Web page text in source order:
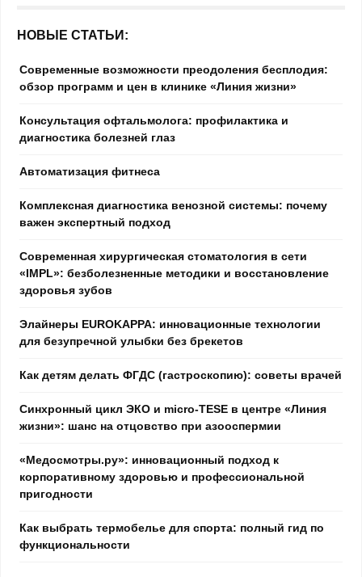
НОВЫЕ СТАТЬИ:
Современные возможности преодоления бесплодия:
обзор программ и цен в клинике «Линия жизни»
Консультация офтальмолога: профилактика и
диагностика болезней глаз
Автоматизация фитнеса
Комплексная диагностика венозной системы: почему
важен экспертный подход
Современная хирургическая стоматология в сети
«IMPL»: безболезненные методики и восстановление
здоровья зубов
Элайнеры EUROKAPPA: инновационные технологии
для безупречной улыбки без брекетов
Как детям делать ФГДС (гастроскопию): советы врачей
Синхронный цикл ЭКО и micro-TESE в центре «Линия
жизни»: шанс на отцовство при азооспермии
«Медосмотры.ру»: инновационный подход к
корпоративному здоровью и профессиональной
пригодности
Как выбрать термобелье для спорта: полный гид по
функциональности